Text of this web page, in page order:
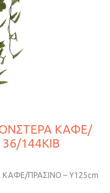
ΚΑΦΕ/
144ΚΙΒ
ΠΡΑΣΙΝΟ – Y125cm